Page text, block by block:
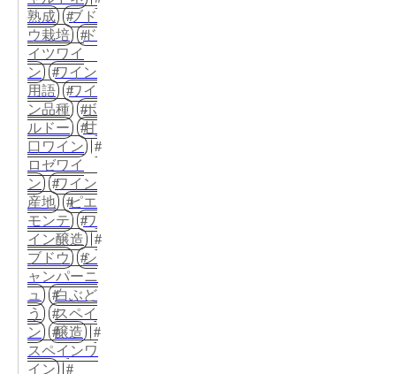
熟成
ブド
ウ栽培
ド
イツワイ
ン
ワイン
用語
ワイ
ン品種
ボ
ルドー
甘
口ワイン
ロゼワイ
ン
ワイン
産地
ピエ
モンテ
ワ
イン醸造
ブドウ
シ
ャンパーニ
ュ
白ぶど
う
スペイ
ン
醸造
スペインワ
イン